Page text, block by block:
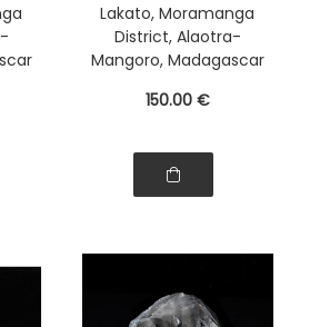
Lakato, Moramanga
District, Alaotra-
Mangoro, Madagascar
150.00 €